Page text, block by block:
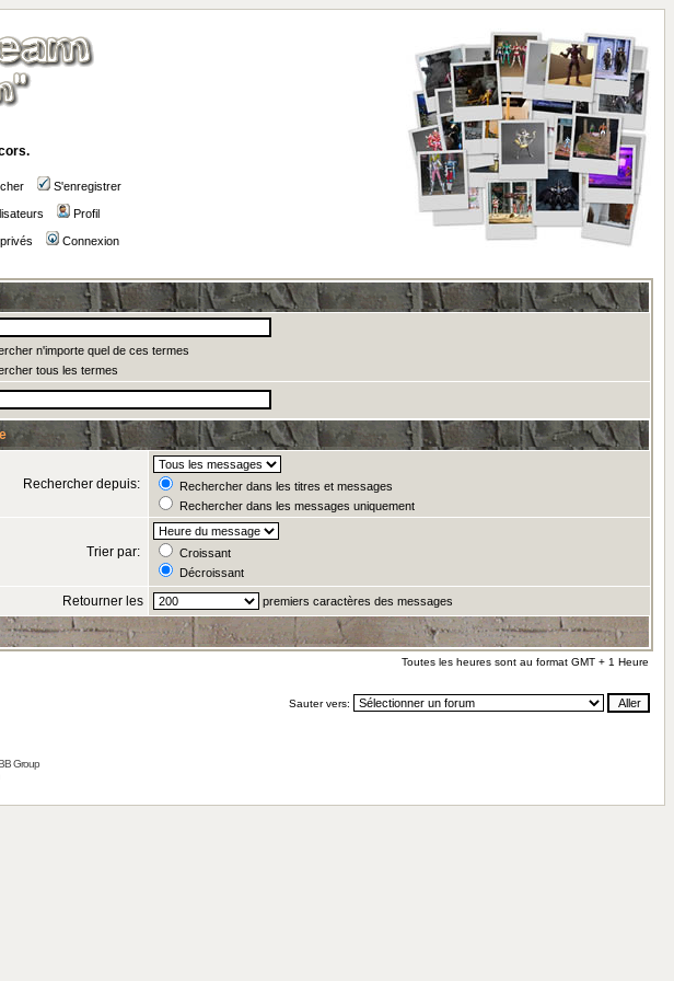
S'enregistrer
Profil
Connexion
n'importe quel de ces termes
tous les termes
Rechercher depuis:
Rechercher dans les titres et messages
Rechercher dans les messages uniquement
Trier par:
Croissant
Décroissant
Retourner les premiers caractères des messages
Toutes les heures sont au format GMT + 1 Heure
Sauter vers:
Group